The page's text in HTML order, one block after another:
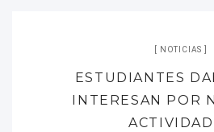
NOTICIAS
ESTUDIANTES
INTERESAN POR